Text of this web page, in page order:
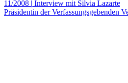
11/2008 | Interview mit Silvia Lazarte
Präsidentin der Verfassungsgebenden